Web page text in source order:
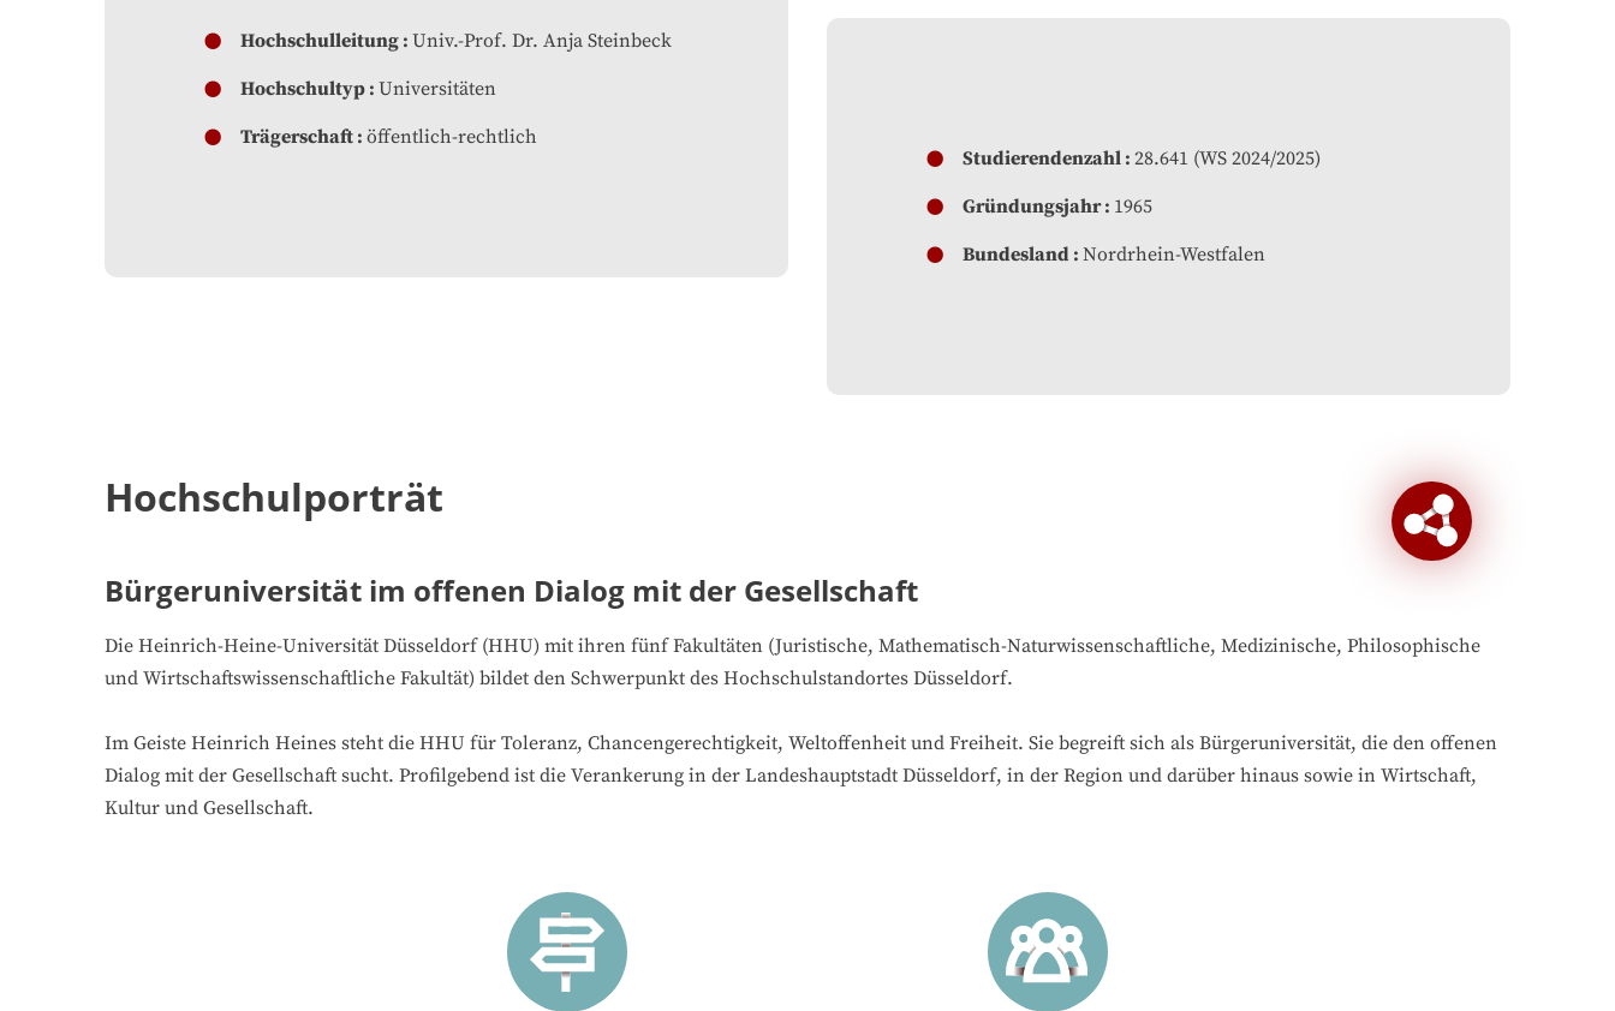
Hochschulleitung Univ.-Prof. Dr. Anja Steinbeck
Hochschultyp Universitäten
Trägerschaft öffentlich-rechtlich
Studierendenzahl 28.641 (WS 2024/2025)
Gründungsjahr 1965
Bundesland Nordrhein-Westfalen
Hochschulporträt
Bürgeruniversität im offenen Dialog mit der Gesellschaft
Die Heinrich-Heine-Universität Düsseldorf (HHU) mit ihren fünf Fakultäten (Juristische, Mathematisch-Naturwissenschaftliche, Medizinische, Philosophische
und Wirtschaftswissenschaftliche Fakultät) bildet den Schwerpunkt des Hochschulstandortes Düsseldorf.
Im Geiste Heinrich Heines steht die HHU für Toleranz, Chancengerechtigkeit, Weltoffenheit und Freiheit. Sie begreift sich als Bürgeruniversität, die den offenen
Dialog mit der Gesellschaft sucht. Profilgebend ist die Verankerung in der Landeshauptstadt Düsseldorf, in der Region und darüber hinaus sowie in Wirtschaft,
Kultur und Gesellschaft.